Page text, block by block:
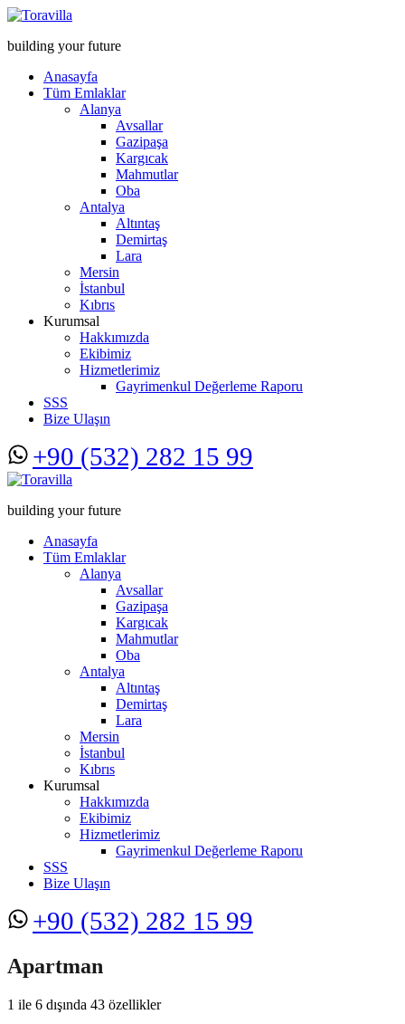
building your future
Anasayfa
Tüm Emlaklar
Alanya
Avsallar
Gazipaşa
Kargıcak
Mahmutlar
Oba
Antalya
Altıntaş
Demirtaş
Lara
Mersin
İstanbul
Kıbrıs
Kurumsal
Hakkımızda
Ekibimiz
Hizmetlerimiz
Gayrimenkul Değerleme Raporu
SSS
Bize Ulaşın
+90 (532) 282 15 99
building your future
Anasayfa
Tüm Emlaklar
Alanya
Avsallar
Gazipaşa
Kargıcak
Mahmutlar
Oba
Antalya
Altıntaş
Demirtaş
Lara
Mersin
İstanbul
Kıbrıs
Kurumsal
Hakkımızda
Ekibimiz
Hizmetlerimiz
Gayrimenkul Değerleme Raporu
SSS
Bize Ulaşın
+90 (532) 282 15 99
Apartman
1 ile 6 dışında 43 özellikler